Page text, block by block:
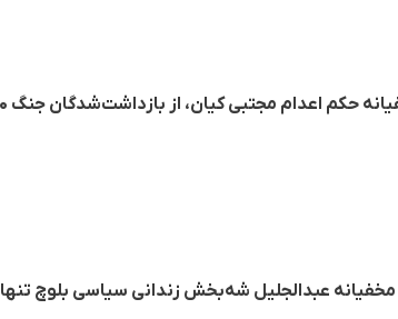
اعدام مجتبی کیان، از بازداشت‌شدگان جنگ ۴۰ روزه در زندان قزلحصار
عبدالجلیل شه‌بخش زندانی سیاسی بلوچ تنها ۵۵ روز پس از بازداشت